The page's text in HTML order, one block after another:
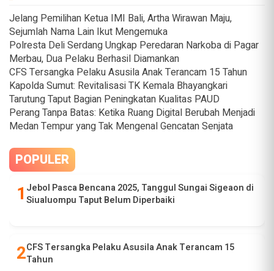
Jelang Pemilihan Ketua IMI Bali, Artha Wirawan Maju,
Sejumlah Nama Lain Ikut Mengemuka
Polresta Deli Serdang Ungkap Peredaran Narkoba di Pagar
Merbau, Dua Pelaku Berhasil Diamankan
CFS Tersangka Pelaku Asusila Anak Terancam 15 Tahun
Kapolda Sumut: Revitalisasi TK Kemala Bhayangkari
Tarutung Taput Bagian Peningkatan Kualitas PAUD
Perang Tanpa Batas: Ketika Ruang Digital Berubah Menjadi
Medan Tempur yang Tak Mengenal Gencatan Senjata
POPULER
Jebol Pasca Bencana 2025, Tanggul Sungai Sigeaon di
Siualuompu Taput Belum Diperbaiki
CFS Tersangka Pelaku Asusila Anak Terancam 15
Tahun